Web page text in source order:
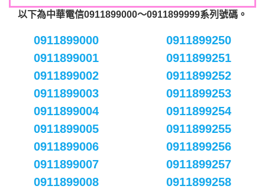
以下為中華電信0911899000～0911899999系列號碼。
0911899000
0911899001
0911899002
0911899003
0911899004
0911899005
0911899006
0911899007
0911899008
0911899250
0911899251
0911899252
0911899253
0911899254
0911899255
0911899256
0911899257
0911899258